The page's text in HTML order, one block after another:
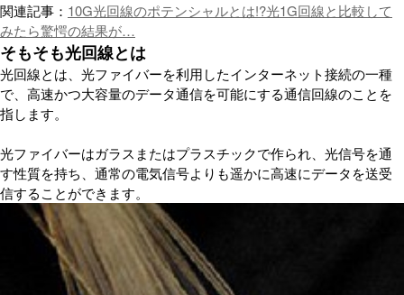
関連記事： 10G光回線のポテンシャルとは!?光1G回線と比較して
みたら驚愕の結果が…
そもそも光回線とは
光回線とは、光ファイバーを利用したインターネット接続の一種
で、高速かつ大容量のデータ通信を可能にする通信回線のことを
指します。
光ファイバーはガラスまたはプラスチックで作られ、光信号を通
す性質を持ち、通常の電気信号よりも遥かに高速にデータを送受
信することができます。